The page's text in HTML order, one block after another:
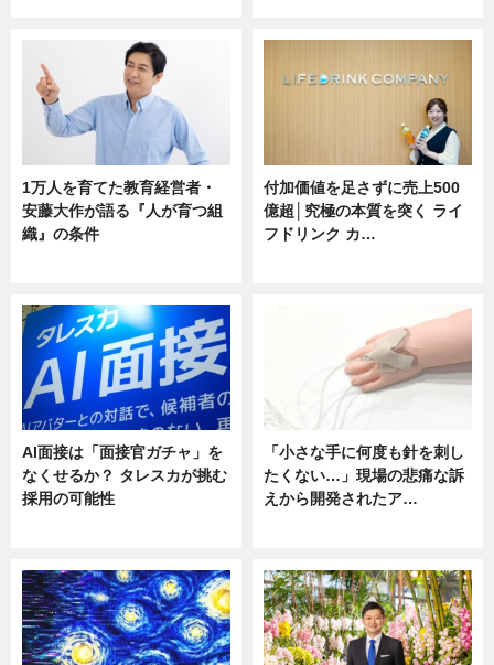
1万人を育てた教育経営者・
安藤大作が語る『人が育つ組
織』の条件
付加価値を足さずに売上500
億超│究極の本質を突く ライ
フドリンク カ…
AI面接は「面接官ガチャ」を
なくせるか？ タレスカが挑む
採用の可能性
「小さな手に何度も針を刺し
たくない…」現場の悲痛な訴
えから開発されたア…